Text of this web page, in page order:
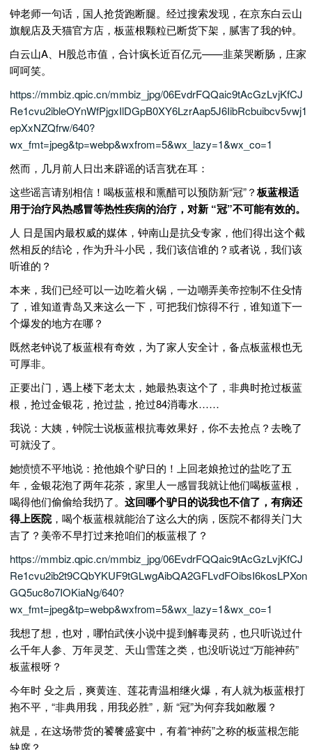
钟老师一句话，国人抢货跑断腿。经过搜索发现，在京东白云山
旗舰店及天猫官方店，板蓝根颗粒已断货下架，腻害了我的钟。
白云山A、H股总市值，合计疯长近百亿元——韭菜哭断肠，庄家
呵呵笑。
https://mmbiz.qpic.cn/mmbiz_jpg/06EvdrFQQaic9tAcGzLvjKfCJ
Re1cvu2ibleOYnWfPjgxIlDGpB0XY6LzrAap5J6IibRcbuibcv5vwj1
epXxNZQfrw/640?
wx_fmt=jpeg&tp=webp&wxfrom=5&wx_lazy=1&wx_co=1
然而，几月前人日出来辟谣的话言犹在耳：
这些谣言请别相信！喝板蓝根和熏醋可以预防新“冠”？板蓝根适
用于治疗风热感冒等热性疾病的治疗，对新 “冠”不可能有效的。
人 日是国内最权威的媒体，钟南山是抗殳专家，他们得出这个截
然相反的结论，作为升斗小民，我们该信谁的？或者说，我们该
听谁的？
本来，我们已经可以一边吃着火锅，一边嘲弄美帝控制不住殳情
了，谁知道青岛又来这么一下，可把我们惊得不行，谁知道下一
个爆发的地方在哪？
既然老钟说了板蓝根有奇效，为了家人安全计，备点板蓝根也无
可厚非。
正要出门，遇上楼下老太太，她最热衷这个了，非典时抢过板蓝
根，抢过金银花，抢过盐，抢过84消毒水……
我说：大姨，钟院士说板蓝根抗毒效果好，你不去抢点？去晚了
可就没了。
她愤愤不平地说：抢他娘个驴日的！上回老娘抢过的盐吃了五
年，金银花泡了两年花茶，家里人一感冒我就让他们喝板蓝根，
喝得他们偷偷给我扔了。 这回哪个驴日的说我也不信了，有病还
得上医院，喝个板蓝根就能治了这么大的病，医院不都得关门大
吉了？美帝不早打过来抢咱们的板蓝根了？
https://mmbiz.qpic.cn/mmbiz_jpg/06EvdrFQQaic9tAcGzLvjKfCJ
Re1cvu2ib2t9CQbYKUF9tGLwgAibQA2GFLvdFOibsI6kosLPXon
GQ5uc8o7IOKiaNg/640?
wx_fmt=jpeg&tp=webp&wxfrom=5&wx_lazy=1&wx_co=1
我想了想，也对，哪怕武侠小说中提到解毒灵药，也只听说过什
么千年人参、万年灵芝、天山雪莲之类，也没听说过“万能神药”
板蓝根呀？
今年时 殳之后，爽黄连、莲花青温相继火爆，有人就为板蓝根打
抱不平，“非典用我，用我必胜”，新 “冠”为何弃我如敝履？
就是，在这场带货的饕餮盛宴中，有着“神药”之称的板蓝根怎能
缺席？